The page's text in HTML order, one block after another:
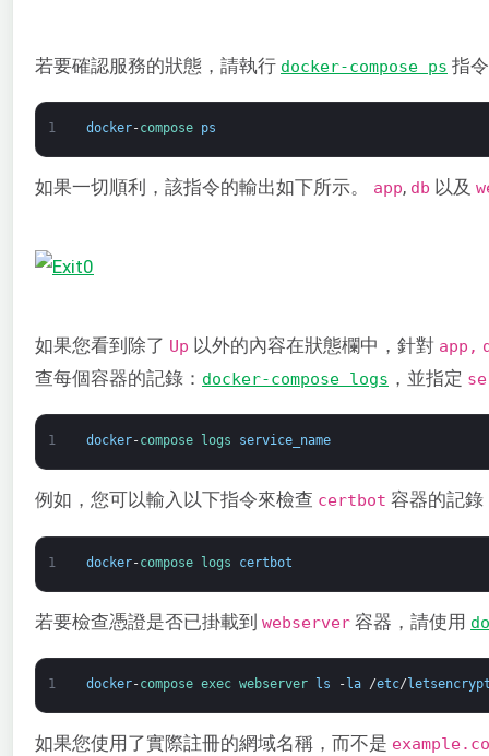
若要確認服務的狀態，請執行 docker-compose ps 指
1 docker-compose ps
如果一切順利，該指令的輸出如下所示。 app, db 以及
如果您看到除了 Up 以外的內容在狀態欄中，針對 app,
查每個容器的記錄： docker-compose logs ，並指定
1 docker-compose logs service_name
例如，您可以輸入以下指令來檢查 certbot 容器的記錄
1 docker-compose logs certbot
若要檢查憑證是否已掛載到 webserver 容器，請使用
1 docker-compose exec webserver ls - la /etc/
如果您使用了實際註冊的網域名稱，而不是